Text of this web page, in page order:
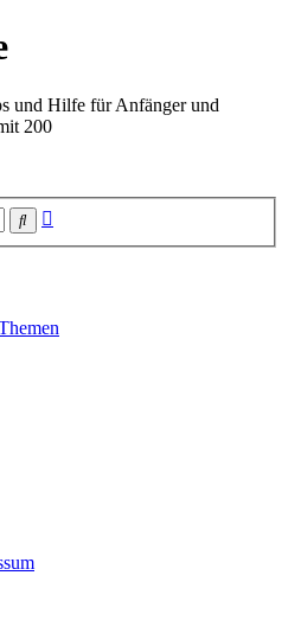
und Hilfe für Anfänger und
200
Suche